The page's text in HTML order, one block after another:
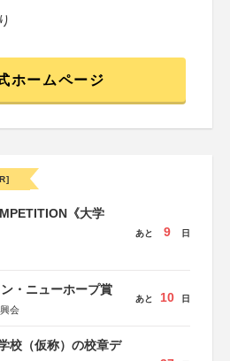
ホームページ
《大学
あと 9 日
・ニューホープ賞
会
あと 10 日
校（仮称）の校章デ